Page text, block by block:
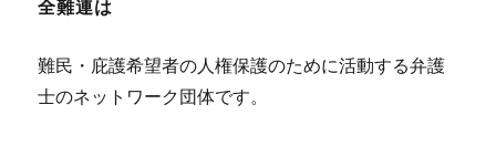
全難連は
難民・庇護希望者の人権保護のために活動する弁護
士のネットワーク団体です。